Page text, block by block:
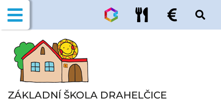
ZÁKLADNÍ ŠKOLA DRAHELČICE